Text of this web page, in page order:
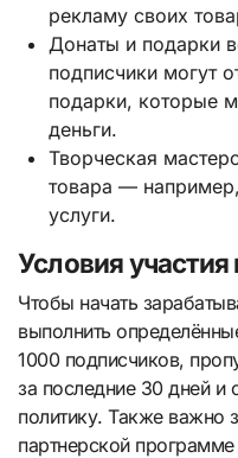
рекламу своих
Донаты и подарки
подписчики могут
подарки, которые
деньги.
Творческая
товара —
услуги.
Условия
Чтобы начать
выполнить
1000 подписчиков,
за последние 30 дней и
политику. Также важно
партнерской